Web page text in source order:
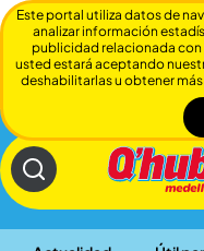
Este portal utiliza datos de
analizar información
publicidad relacionada con
usted estará aceptando
deshabilitarlas u obtener